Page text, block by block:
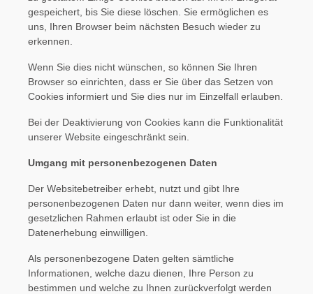
gespeichert, bis Sie diese löschen. Sie ermöglichen es
uns, Ihren Browser beim nächsten Besuch wieder zu
erkennen.
Wenn Sie dies nicht wünschen, so können Sie Ihren
Browser so einrichten, dass er Sie über das Setzen von
Cookies informiert und Sie dies nur im Einzelfall erlauben.
Bei der Deaktivierung von Cookies kann die Funktionalität
unserer Website eingeschränkt sein.
Umgang mit personenbezogenen Daten
Der Websitebetreiber erhebt, nutzt und gibt Ihre
personenbezogenen Daten nur dann weiter, wenn dies im
gesetzlichen Rahmen erlaubt ist oder Sie in die
Datenerhebung einwilligen.
Als personenbezogene Daten gelten sämtliche
Informationen, welche dazu dienen, Ihre Person zu
bestimmen und welche zu Ihnen zurückverfolgt werden